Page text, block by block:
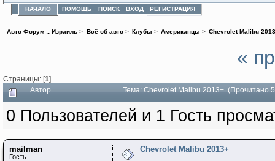
НАЧАЛО ПОМОЩЬ ПОИСК ВХОД РЕГИСТРАЦИЯ
Авто Форум :: Израиль > Всё об авто> Клубы > Американцы > Chevrolet Malibu
«
Страницы: [1]
Автор Тема: Chevrolet Malibu 2013+ (Прочитано
0 Пользователей и 1 Гость
mailman
Гость
Chevrolet Malibu 2013+